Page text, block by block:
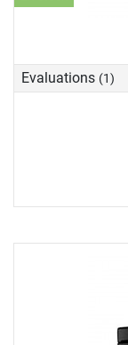
Evaluations (1)